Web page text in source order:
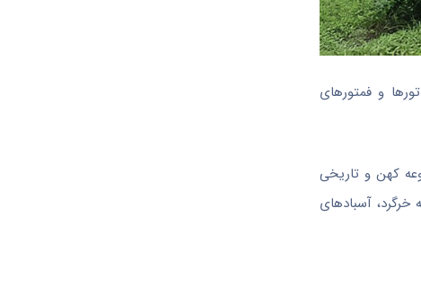
و فمتورهای
کهن و تاریخی
خرگرد، آسبادهای